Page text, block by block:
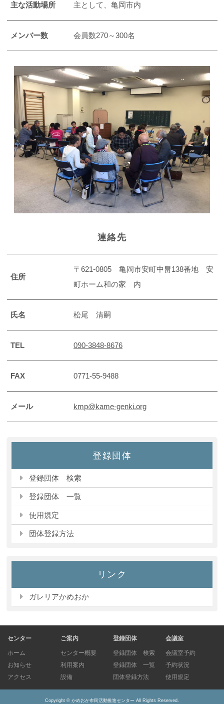
主な活動場所 主として、亀岡市内
メンバー数 会員数270～300名
連絡先
住所
〒621-0805 亀岡市安町中畠138番地 安
町ホーム和の家 内
氏名 松尾 清嗣
TEL 090-3848-8676
FAX 0771-55-9488
メール kmp@kame-genki.org
登録団体
登録団体 検索
登録団体 一覧
使用規定
団体登録方法
リンク
ガレリアかめおか
センター
ホーム
お知らせ
アクセス
ご案内
センター概要
利用案内
設備
登録団体
登録団体 検索
登録団体 一覧
団体登録方法
会議室
会議室予約
予約状況
使用規定
Copyright © かめおか市民活動推進センター All Rights Reserved.